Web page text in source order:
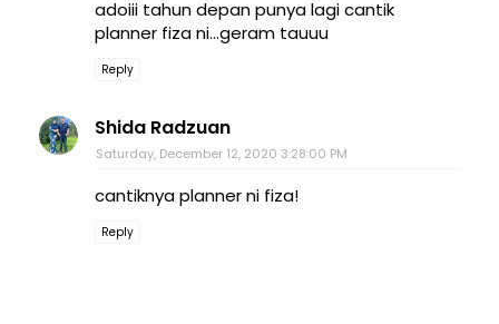
adoiii tahun depan punya lagi cantik
planner fiza ni...geram tauuu
Reply
Shida Radzuan
Saturday, December 12, 2020 3:28:00 PM
cantiknya planner ni fiza!
Reply